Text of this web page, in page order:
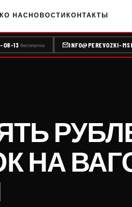
О НАСНОВОСТИКОНТАКТЫ
08-13 бесплатно INFO@PEREVOZKI-
НА